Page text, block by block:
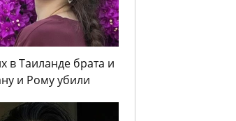
в Таиланде брата и
и Рому убили